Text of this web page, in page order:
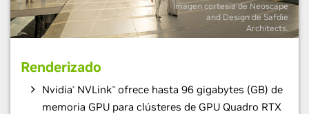
Imagen cortesía de Neoscape
and Design de Safdie
Architects.
Renderizado
Nvidia® NVLink™ ofrece hasta 96 gigabytes (GB) de
memoria GPU para clústeres de GPU Quadro RTX